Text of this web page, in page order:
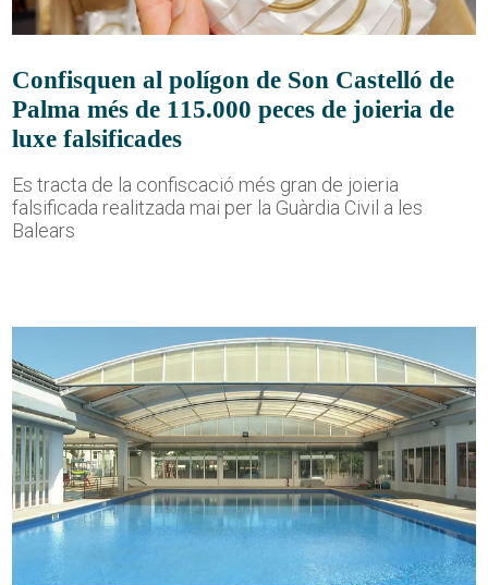
Confisquen al polígon de Son Castelló de
Palma més de 115.000 peces de joieria de
luxe falsificades
Es tracta de la confiscació més gran de joieria
falsificada realitzada mai per la Guàrdia Civil a les
Balears